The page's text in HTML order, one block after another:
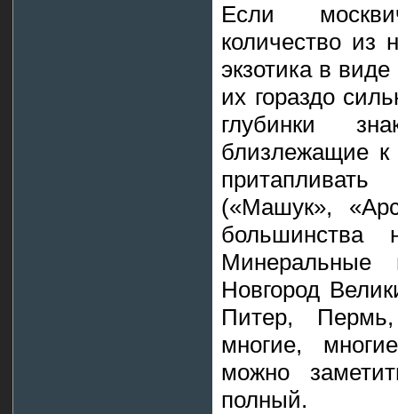
Если
количество из
экзотика в
их гораздо
глубинки
близлежащие к
(«Машук»,
большинства
Новгород
Питер,
многие,
можно
полный.